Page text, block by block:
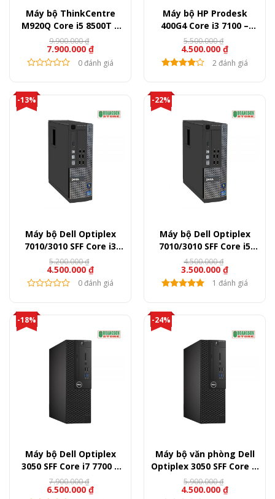
Máy bộ ThinkCentre
M920Q Core i5 8500T –
Ram 8GB – SSD 256GB
9.900.000₫
Giá
gốc
là:
9.900.000 ₫.
7.900.000 ₫
Giá
hiện
tại 0 đánh giá
Máy bộ HP Prodesk
400G4 Core i3 7100 –
Ram 8GB – SSD 120GB
5.500.000₫
Giá
gốc
là:
5.500.000 ₫.
4.500.000 ₫
Giá
hiện
tại2 đánh giá
-13%
Máy bộ Dell Optiplex
7010/3010 SFF Core i3
3220 – Ram 8GB – SSD
120GB – GT 730
5.200.000₫
Giá
gốc
là:
4.500.000₫
Giá
hiện
tại 0 đánh giá
-22%
Máy bộ Dell Optiplex
7010/3010 SFF Core i5
3470 – Ram 4GB – SSD
120GB
4.500.000₫
Giá
gốc
là:
3.500.000₫
Giá
hiện
tại 1 đánh giá
-18%
Máy bộ Dell Optiplex
3050 SFF Core i7 7700 –
Ram 8GB – SSD 256GB
7.900.000₫
Giá
gốc
6.500.000 ₫
Giá
hiện
-24%
Máy bộ văn phòng Dell
Optiplex 3050 SFF Core i3
7100 – Ram 8GB – SSD
120GB
5.900.000₫
Giá
gốc
4.500.000 ₫
Giá
hiện